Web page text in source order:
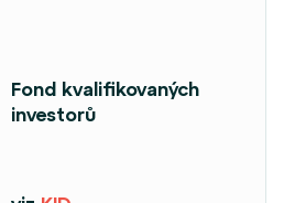
Fond kvalifikovaných
investorů